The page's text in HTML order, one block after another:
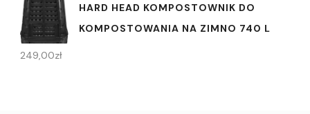
HARD HEAD KOMPOSTOWNIK DO
KOMPOSTOWANIA NA ZIMNO 740 L
249,00zł